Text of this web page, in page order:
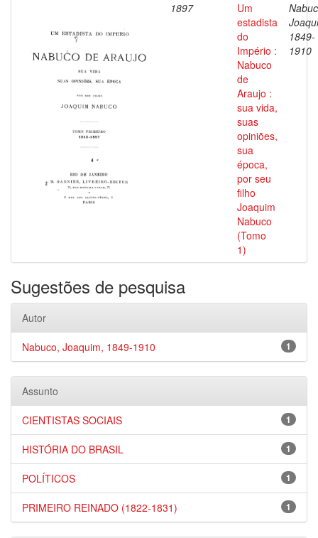
1897
Um
estadista
do
Império :
Nabuco
de
Araujo :
sua vida,
suas
opiniões,
sua
época,
por seu
filho
Joaquim
Nabuco
(Tomo
1)
1849-
1910
Sugestões de pesquisa
Autor
1
Nabuco, Joaquim, 1849-1910
Assunto
1
CIENTISTAS SOCIAIS
1
HISTÓRIA DO BRASIL
1
POLÍTICOS
1
PRIMEIRO REINADO (1822-1831)